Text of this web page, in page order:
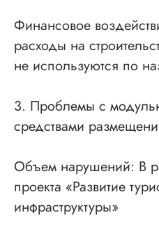
Финансовое
расходы на
не используются по
3. Проблемы с
средствами
Объем нарушений: В
проекта «Развитие
инфраструктуры»
О компании
Наша команда
Новости
Вопросы
Контакты